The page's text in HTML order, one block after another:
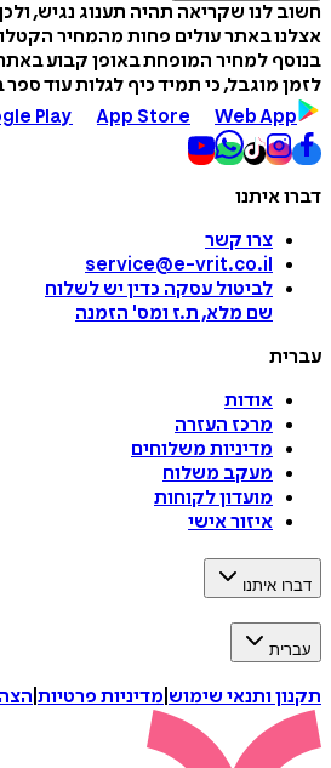
חשוב לנו שקריאה תהיה תענוג נגיש,
אצלנו באתר עולים פחות מהמחיר
בנוסף למחיר המופחת באופן קבוע
לזמן מוגבל, כי תמיד כיף לגלות עוד
Play
App Store Web App
דברו איתנו
צרו קשר
service@e-vrit.co.il
לביטול עסקה כדין יש לשלוח
שם מלא, ת.ז ומס' הזמנה
עברית
אודות
מרכז העזרה
מדיניות משלוחים
מעקב משלוח
מועדון לקוחות
איזור אישי
דברו איתנו
עברית
תקנון ותנאי שימוש מדיניות פרטיות